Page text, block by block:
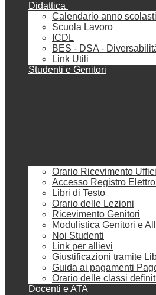
Didattica
Calendario anno
Scuola Lavoro
ICDL
BES - DSA -
Link Utili
Studenti e Genitori
Orario Ricevimento
Accesso Registro
Libri di Testo
Orario delle Lezioni
Ricevimento Genitori
Modulistica Genitori e
Noi Studenti
Link per allievi
Giustificazioni tramite
Guida ai pagamenti
Orario delle classi
Docenti e ATA